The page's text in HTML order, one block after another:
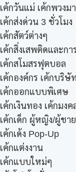
เค้กวันแม่ เค้กพวงม
เค้กส่งด่วน 3 ชั่วโมง
เค้กสัตว์ต่างๆ
เค้กสิ่งเสพติดและก
เค้กสโมสรฟุตบอล
เค้กองค์กร เค้กบริษัท
เค้กออกแบบพิเศษ
เค้กเงินทอง เค้กมงค
เค้กเด็ก ผู้หญิง/ผู้ชาย
เค้กเด้ง Pop-Up
เค้กแต่งงาน
เค้กแบบใหม่ๆ